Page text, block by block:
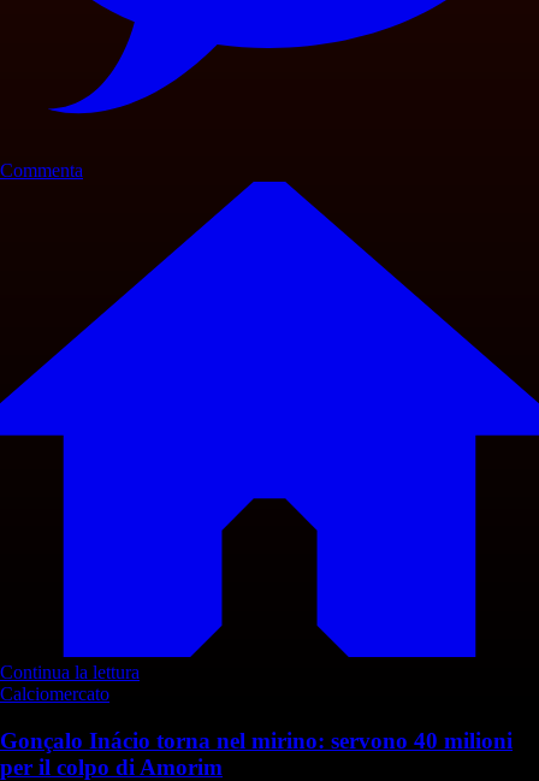
Commenta
Continua la lettura
Calciomercato
Gonçalo Inácio torna nel mirino: servono 40 milioni
per il colpo di Amorim